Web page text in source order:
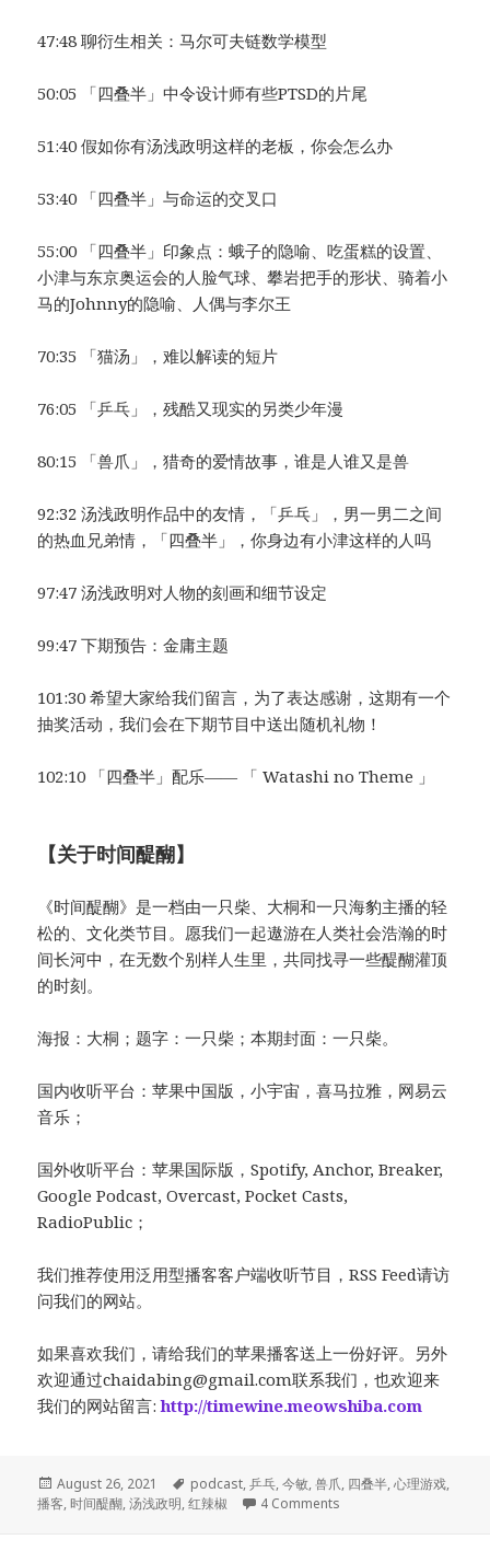
47:48 聊衍生相关：马尔可夫链数学模型
50:05 「四叠半」中令设计师有些PTSD的片尾
51:40 假如你有汤浅政明这样的老板，你会怎么办
53:40 「四叠半」与命运的交叉口
55:00 「四叠半」印象点：蛾子的隐喻、吃蛋糕的设置、
小津与东京奥运会的人脸气球、攀岩把手的形状、骑着小
马的Johnny的隐喻、人偶与李尔王
70:35 「猫汤」，难以解读的短片
76:05 「乒乓」，残酷又现实的另类少年漫
80:15 「兽爪」，猎奇的爱情故事，谁是人谁又是兽
92:32 汤浅政明作品中的友情，「乒乓」，男一男二之间
的热血兄弟情，「四叠半」，你身边有小津这样的人吗
97:47 汤浅政明对人物的刻画和细节设定
99:47 下期预告：金庸主题
101:30 希望大家给我们留言，为了表达感谢，这期有一个
抽奖活动，我们会在下期节目中送出随机礼物！
102:10 「四叠半」配乐—— 「 Watashi no Theme 」
【关于时间醍醐】
《时间醍醐》是一档由一只柴、大桐和一只海豹主播的轻
松的、文化类节目。愿我们一起遨游在人类社会浩瀚的时
间长河中，在无数个别样人生里，共同找寻一些醍醐灌顶
的时刻。
海报：大桐；题字：一只柴；本期封面：一只柴。
国内收听平台：苹果中国版，小宇宙，喜马拉雅，网易云
音乐；
国外收听平台：苹果国际版，Spotify, Anchor, Breaker,
Google Podcast, Overcast, Pocket Casts,
RadioPublic；
我们推荐使用泛用型播客客户端收听节目，RSS Feed请访
问我们的网站。
如果喜欢我们，请给我们的苹果播客送上一份好评。另外
欢迎通过chaidabing@gmail.com联系我们，也欢迎来
我们的网站留言:http://timewine.meowshiba.com
Posted
on
August 26, 2021 Tags
podcast,乒乓,今敏,兽爪, 四叠半,心理游戏,
播客,时间醍醐,汤浅政明,红辣椒 4 Comments